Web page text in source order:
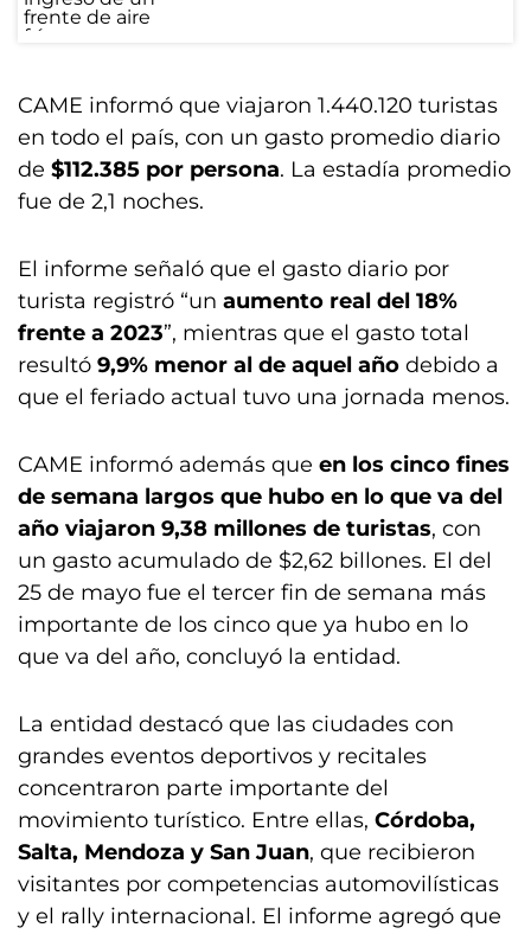
CAME informó que viajaron 1.440.120 turistas
en todo el país, con un gasto promedio diario
de $112.385 por persona. La estadía promedio
fue de 2,1 noches.
El informe señaló que el gasto diario por
turista registró “un aumento real del 18%
frente a 2023”, mientras que el gasto total
resultó 9,9% menor al de aquel año debido a
que el feriado actual tuvo una jornada menos.
CAME informó además que en los cinco fines
de semana largos que hubo en lo que va del
año viajaron 9,38 millones de turistas, con
un gasto acumulado de $2,62 billones. El del
25 de mayo fue el tercer fin de semana más
importante de los cinco que ya hubo en lo
que va del año, concluyó la entidad.
La entidad destacó que las ciudades con
grandes eventos deportivos y recitales
concentraron parte importante del
movimiento turístico. Entre ellas, Córdoba,
Salta, Mendoza y San Juan, que recibieron
visitantes por competencias automovilísticas
y el rally internacional. El informe agregó que